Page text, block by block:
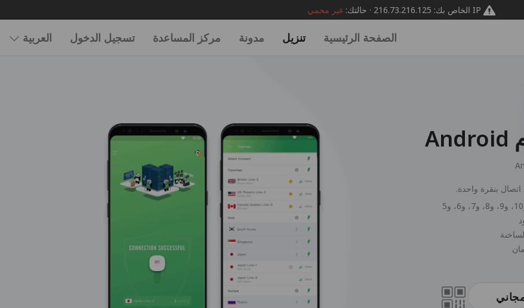
IP الخاص بك: 216.73.216.125 · حالتك: غير محمي
الصفحة الرئيسية تنزيل مدونة مركز المساعدة تسجيل الدخول العربية